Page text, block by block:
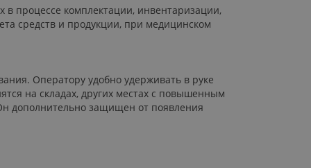
в процессе комплектации, инвентаризации,
средств и продукции, при медицинском
Оператору удобно удерживать в руке
на складах, других местах с повышенным
дополнительно защищен от появления